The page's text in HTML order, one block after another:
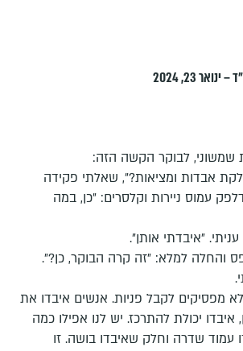
23, 2024
שמשוני, לבוקר הקשה הזה:
אבדות ומציאות?״, שאלתי פקידה
עמוס ניירות וקלסרים: ״כן, במה
״איבדתי אותן״.
והחלה למלא: ״זה קרה הבוקר, כן?״.
מפסיקים לקבל פניות. אנשים איבדו את
איבדו יכולת להתרכז. יש לנו אפילו כמה
עמוד שדרה וחלק שאיבדו בושה. זו